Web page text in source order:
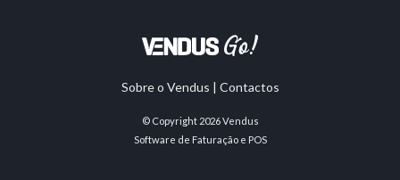
Sobre o Vendus | Contactos
© Copyright 2026Vendus
Software de Faturação e POS